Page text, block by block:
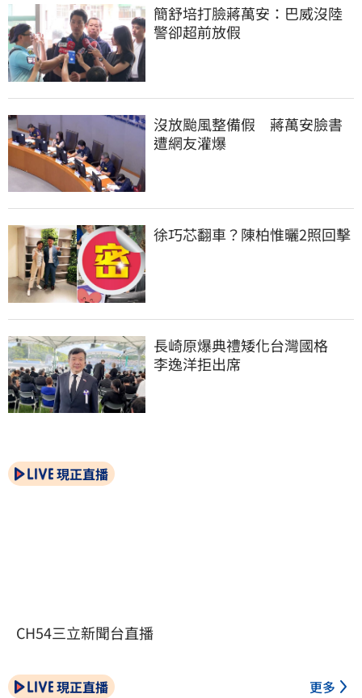
簡舒培打臉蔣萬安：巴威沒陸
警卻超前放假
沒放颱風整備假　蔣萬安臉書
遭網友灌爆
徐巧芯翻車？陳柏惟曬2照回擊
長崎原爆典禮矮化台灣國格
李逸洋拒出席
現正直播
CH54三立新聞台直播
現正直播 更多